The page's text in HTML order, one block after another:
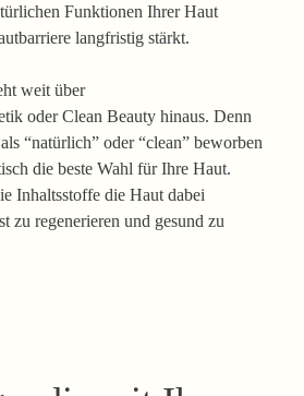
Funktionen Ihrer Haut
langfristig stärkt.
weit über
oderClean Beauty hinaus. Denn
“natürlich” oder “clean” beworben
die beste Wahl für Ihre Haut.
Inhaltsstoffe die Haut dabei
zu regenerieren und gesund zu